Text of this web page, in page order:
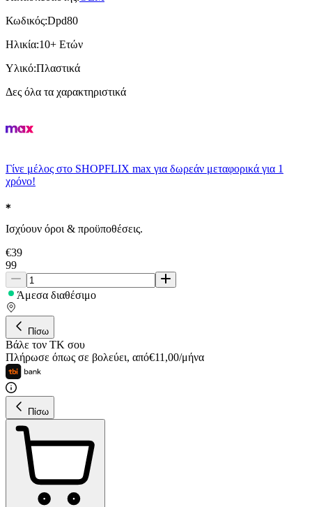
Κωδικός:Dpd80
Ηλικία:10+ Ετών
Υλικό:Πλαστικά
Δες όλα τα χαρακτηριστικά
Γίνε μέλος στο SHOPFLIX max για δωρεάν μεταφορικά για 1
χρόνο!
Ισχύουν όροι & προϋποθέσεις.
€39
99
Άμεσα διαθέσιμο
Πίσω
Βάλε τον ΤΚ σου
Πλήρωσε όπως σε βολεύει, από€11,00/μήνα
Πίσω